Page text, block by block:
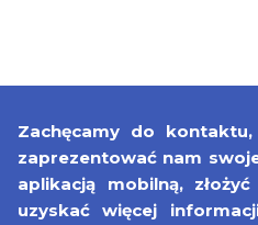
Zachęcamy do
zaprezentować nam
aplikacją mobilną,
uzyskać więcej